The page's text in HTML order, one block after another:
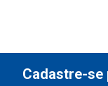
Cadastre-se